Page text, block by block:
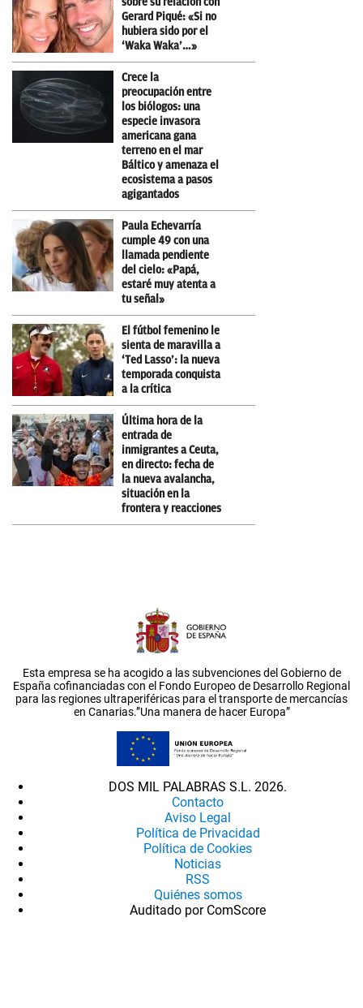
Gerard Piqué: «Si no
hubiera sido por el
‘Waka Waka’…»
Crece la
preocupación entre
los biólogos: una
especie invasora
americana gana
terreno en el mar
Báltico y amenaza el
ecosistema a pasos
agigantados
Paula Echevarría
cumple 49 con una
llamada pendiente
del cielo: «Papá,
estaré muy atenta a
tu señal»
El fútbol femenino le
sienta de maravilla a
‘Ted Lasso’: la nueva
temporada conquista
a la crítica
Última hora de la
entrada de
inmigrantes a Ceuta,
en directo: fecha de
la nueva avalancha,
situación en la
frontera y reacciones
Esta empresa se ha acogido a las subvenciones del Gobierno de
España cofinanciadas con el Fondo Europeo de Desarrollo Regional
para las regiones ultraperiféricas para el transporte de mercancías
en Canarias.”Una manera de hacer Europa”
DOS MIL PALABRAS S.L. 2026.
Contacto
Aviso Legal
Política de Privacidad
Política de Cookies
Noticias
RSS
Quiénes somos
Auditado por ComScore